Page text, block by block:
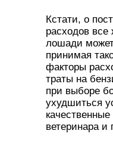
Кстати, о
расходов все
лошади
принимая
факторы
траты на
при выборе
ухудшиться
ветеринара и